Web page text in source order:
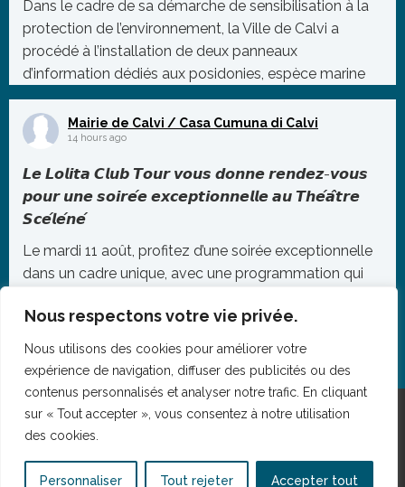
Nous respectons votre vie privée.
Nous utilisons des cookies pour améliorer votre
expérience de navigation, diffuser des publicités ou des
contenus personnalisés et analyser notre trafic. En cliquant
sur « Tout accepter », vous consentez à notre utilisation
des cookies.
Personnaliser Tout rejeter Accepter tout
Dans le cadre de sa démarche de sensibilisation à la
protection de l’environnement, la Ville de Calvi a
procédé à l’installation de deux panneaux
d’information dédiés aux posidonies, espèce marine
protégée essentielle à l’équilibre de notre éco ...
Photo
Mairie de Calvi / Casa Cumuna di Calvi
14 hours ago
𝙇𝙚 𝙇𝙤𝙡𝙞𝙩𝙖 𝘾𝙡𝙪𝙗 𝙏𝙤𝙪𝙧 𝙫𝙤𝙪𝙨 𝙙𝙤𝙣𝙣𝙚 𝙧𝙚𝙣𝙙𝙚𝙯-𝙫𝙤𝙪𝙨
𝙥𝙤𝙪𝙧 𝙪𝙣𝙚 𝙨𝙤𝙞𝙧𝙚́𝙚 𝙚𝙭𝙘𝙚𝙥𝙩𝙞𝙤𝙣𝙣𝙚𝙡𝙡𝙚 𝙖𝙪 𝙏𝙝𝙚́𝙖̂𝙩𝙧𝙚
𝙎𝙘𝙚́𝙡𝙚́𝙣𝙚́
Le mardi 11 août, profitez d’une soirée exceptionnelle
dans un cadre unique, avec une programmation qui
nuit.
À partir de 20h, retrouvez sur scène Vincè – La Petite
Cul ...
Photo
Voir sur Facebook
Mentions légales